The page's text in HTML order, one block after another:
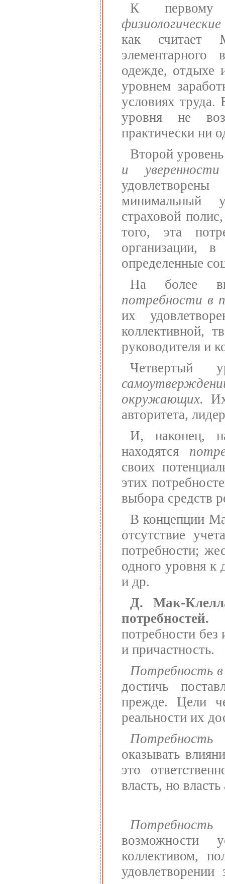
К первому
как считает
одежде, отдыхе
уровнем
условиях труда.
уровня не
практически ни
Второй
и
минимальный
страховой
того, эта
организации, в
определенные
На более
потребности в
их
коллективной,
руководителя и
Четвертый
окружающих.
авторитета,
И, наконец,
находятся
своих
этих
выбора средств
В концепции
отсутствие
потребности;
одного уровня к
и др.
Д. Мак-
потребностей.
потребности без
и причастность.
Потребность в
достичь
прежде. Цели
реальности их
Потребность
оказывать
это
власть, но
Потребность
возможности
коллективом,